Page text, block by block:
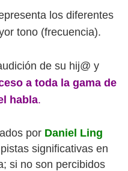
los diferentes
tono (frecuencia).
de su hij@ y
a toda la gama de
habla.
por Daniel Ling
significativas en
si no son percibidos